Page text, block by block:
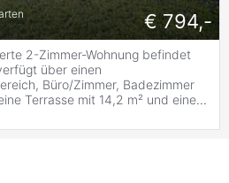
€ 794,-
2-Zimmer-Wohnung befindet
über einen
Büro/Zimmer, Badezimmer
Terrasse mit 14,2 m² und eine...